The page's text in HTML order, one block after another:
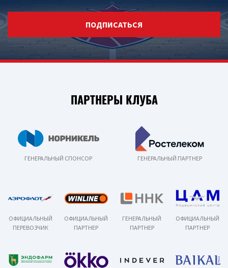
ПОДПИСАТЬСЯ
ПАРТНЕРЫ КЛУБА
ГЕНЕРАЛЬНЫЙ СПОНСОР ГЕНЕРАЛЬНЫЙ ПАРТНЕР
ОФИЦИАЛЬНЫЙ
ПЕРЕВОЗЧИК
ОФИЦИАЛЬНЫЙ
ПАРТНЕР
ГЕНЕРАЛЬНЫЙ
ПАРТНЕР
ОФИЦИАЛЬНЫЙ
ПАРТНЕР